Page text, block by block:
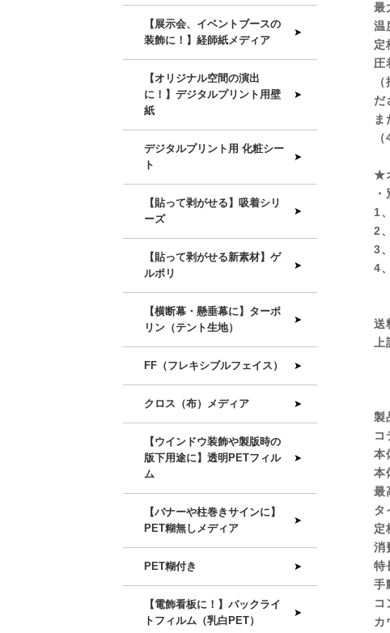
最
温
定
圧
だ
ま
★
1
2
3
4
送
上
製
コ
本
本
最
タ
定
消
特
手
コ
カ
【展示会、イベントブースの
装飾に！】経師紙メディア
【オリジナル空間の演出
に！】デジタルプリント用壁
紙
デジタルプリント用 化粧シー
ト
【貼って剥がせる】吸着シリ
ーズ
【貼って剥がせる新素材】ゲ
ルポリ
【横断幕・懸垂幕に】ターポ
リン（テント生地）
FF（フレキシブルフェイス）
クロス（布）メディア
【ウインドウ装飾や製版時の
版下用途に】透明PETフィル
ム
【バナーや柱巻きサインに】
PET糊無しメディア
PET糊付き
【電飾看板に！】バックライ
トフィルム（乳白PET）